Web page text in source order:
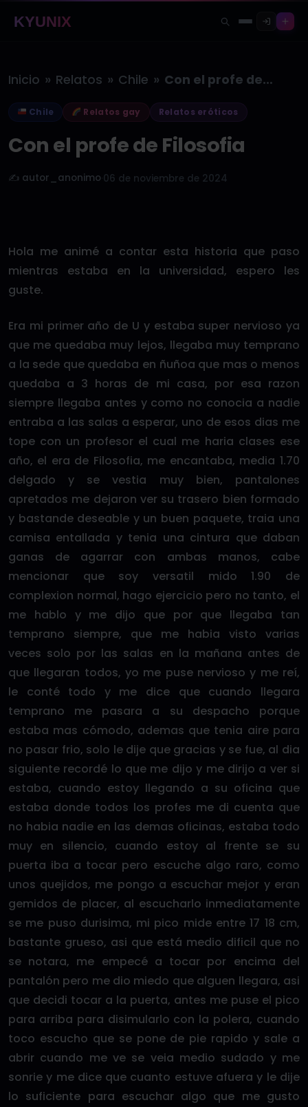
KYUNIX
Inicio » Relatos » Chile » Con el profe de Filosofia
Chile Relatos gay Relatos eróticos
Con el profe de Filosofia
✍️ autor_anonimo 06 de noviembre de 2024
Hola me animé a contar esta historia que paso
mientras estaba en la universidad, espero les
guste.
Era mi primer año de U y estaba super nervioso ya
que me quedaba muy lejos, llegaba muy temprano
a la sede que quedaba en ñuñoa que mas o menos
quedaba a 3 horas de mi casa, por esa razon
siempre llegaba antes y como no conocia a nadie
entraba a las salas a esperar, uno de esos dias me
tope con un profesor el cual me haria clases ese
año, el era de Filosofia, me encantaba, media 1.70
delgado y se vestia muy bien, pantalones
apretados me dejaron ver su trasero bien formado
y bastande deseable y un buen paquete, traia una
camisa entallada y tenia una cintura que daban
ganas de agarrar con ambas manos, cabe
mencionar que soy versatil mido 1.90 de
complexion normal, hago ejercicio pero no tanto, el
me hablo y me dijo que por que llegaba tan
temprano siempre, que me habia visto varias
veces solo por las salas en la mañana antes de
que llegaran todos, yo me puse nervioso y me reí,
le conté todo y me dice que cuando llegara
temprano me pasara a su despacho porque
estaba mas cómodo, ademas que tenia aire para
no pasar frio, solo le dije que gracias y se fue, al dia
siguiente recordé lo que me dijo y me dirijo a ver si
estaba, cuando estoy llegando a su oficina que
estaba donde todos los profes me di cuenta que
no habia nadie en las demas oficinas, estaba todo
muy en silencio, cuando estoy al frente se su
puerta iba a tocar pero escuche algo raro, como
unos quejidos, me pongo a escuchar mejor y eran
gemidos de placer, al escucharlo inmediatamente
se me puso durisima, mi pico mide entre 17 18 cm,
bastante grueso, asi que está medio dificil que no
se notara, me empecé a tocar por encima del
pantalón pero me dio miedo que alguen llegara, asi
que decidi tocar a la puerta, antes me puse el pico
para arriba para disimularlo con la polera, cuando
toco escucho que se pone de pie rapido y sale a
abrir cuando me ve se veia medio sudado y me
sonrie y me dice que cuanto estuve afuera y le dije
lo suficiente para escuchar algo que me gusto